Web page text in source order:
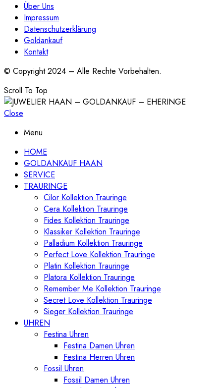
Über Uns
Impressum
Datenschutzerklärung
Goldankauf
Kontakt
© Copyright 2024 – Alle Rechte Vorbehalten.
Scroll To Top
Close
Menu
HOME
GOLDANKAUF HAAN
SERVICE
TRAURINGE
Cilor Kollektion Trauringe
Cera Kollektion Trauringe
Fides Kollektion Trauringe
Klassiker Kollektion Trauringe
Palladium Kollektion Trauringe
Perfect Love Kollektion Trauringe
Platin Kollektion Trauringe
Platora Kollektion Trauringe
Remember Me Kollektion Trauringe
Secret Love Kollektion Trauringe
Sieger Kollektion Trauringe
UHREN
Festina Uhren
Festina Damen Uhren
Festina Herren Uhren
Fossil Uhren
Fossil Damen Uhren